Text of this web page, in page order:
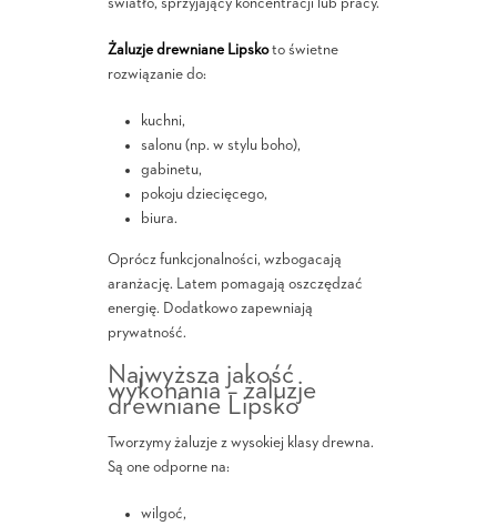
światło, sprzyjający koncentracji lub pracy.
Żaluzje drewniane Lipskoto świetne
rozwiązanie do:
kuchni,
salonu (np. w stylu boho),
gabinetu,
pokoju dziecięcego,
biura.
Oprócz funkcjonalności, wzbogacają
aranżację. Latem pomagają oszczędzać
energię. Dodatkowo zapewniają
prywatność.
Najwyższa jakość
wykonania – żaluzje
drewniane Lipsko
Tworzymy żaluzje z wysokiej klasy drewna.
Są one odporne na:
wilgoć,